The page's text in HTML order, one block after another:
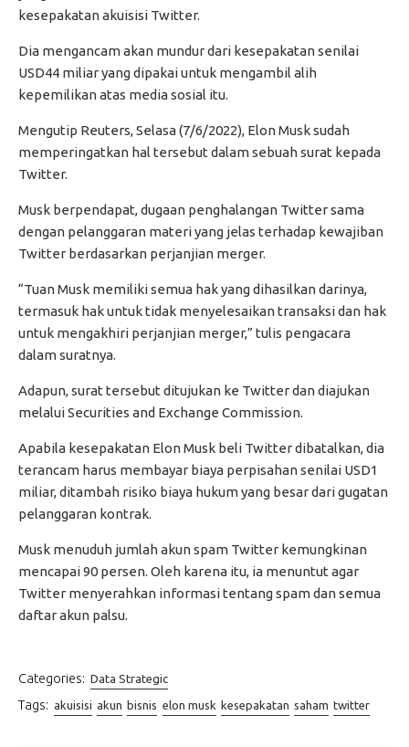
kesepakatan akuisisi Twitter.
Dia mengancam akan mundur dari kesepakatan senilai
USD44 miliar yang dipakai untuk mengambil alih
kepemilikan atas media sosial itu.
Mengutip Reuters, Selasa (7/6/2022), Elon Musk sudah
memperingatkan hal tersebut dalam sebuah surat kepada
Twitter.
Musk berpendapat, dugaan penghalangan Twitter sama
dengan pelanggaran materi yang jelas terhadap kewajiban
Twitter berdasarkan perjanjian merger.
“Tuan Musk memiliki semua hak yang dihasilkan darinya,
termasuk hak untuk tidak menyelesaikan transaksi dan hak
untuk mengakhiri perjanjian merger,” tulis pengacara
dalam suratnya.
Adapun, surat tersebut ditujukan ke Twitter dan diajukan
melalui Securities and Exchange Commission.
Apabila kesepakatan Elon Musk beli Twitter dibatalkan, dia
terancam harus membayar biaya perpisahan senilai USD1
miliar, ditambah risiko biaya hukum yang besar dari gugatan
pelanggaran kontrak.
Musk menuduh jumlah akun spam Twitter kemungkinan
mencapai 90 persen. Oleh karena itu, ia menuntut agar
Twitter menyerahkan informasi tentang spam dan semua
daftar akun palsu.
Categories: Data Strategic
Tags: akuisisi akun bisnis elon musk kesepakatan saham twitter